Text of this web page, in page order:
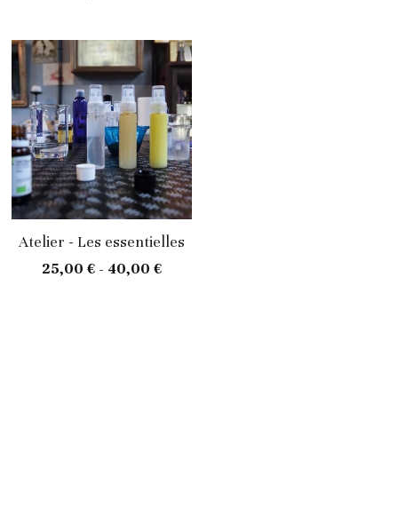
Atelier - Les essentielles
25,00 € - 40,00 €